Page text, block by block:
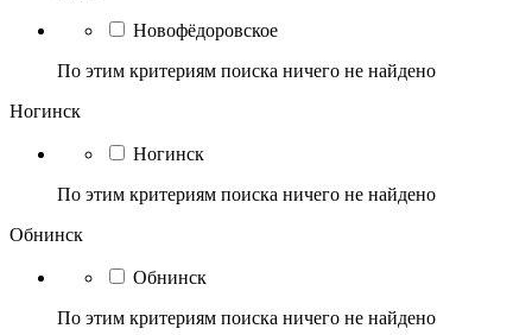
Новофёдоровское
По этим критериям поиска ничего не найдено
Ногинск
Ногинск
По этим критериям поиска ничего не найдено
Обнинск
Обнинск
По этим критериям поиска ничего не найдено